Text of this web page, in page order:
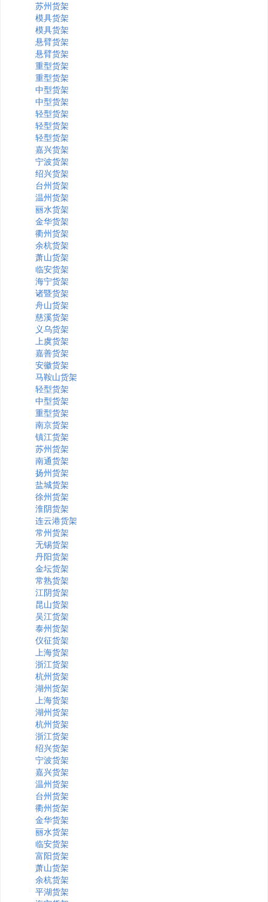
苏州货架
模具货架
模具货架
悬臂货架
悬臂货架
重型货架
重型货架
中型货架
中型货架
轻型货架
轻型货架
轻型货架
嘉兴货架
宁波货架
绍兴货架
台州货架
温州货架
丽水货架
金华货架
衢州货架
余杭货架
萧山货架
临安货架
海宁货架
诸暨货架
舟山货架
慈溪货架
义乌货架
上虞货架
嘉善货架
安徽货架
马鞍山货架
轻型货架
中型货架
重型货架
南京货架
镇江货架
苏州货架
南通货架
扬州货架
盐城货架
徐州货架
淮阴货架
连云港货架
常州货架
无锡货架
丹阳货架
金坛货架
常熟货架
江阴货架
昆山货架
吴江货架
泰州货架
仪征货架
上海货架
浙江货架
杭州货架
湖州货架
上海货架
湖州货架
杭州货架
浙江货架
绍兴货架
宁波货架
嘉兴货架
温州货架
台州货架
衢州货架
金华货架
丽水货架
临安货架
富阳货架
萧山货架
余杭货架
平湖货架